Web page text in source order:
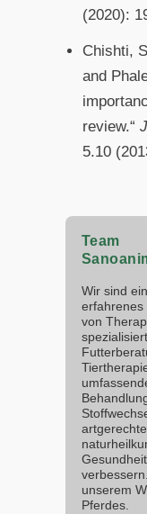
(2020):
Chishti,
and
review.“
5.10
Team
Wir sind ein
erfahrenes
von
unserem
Pferdes.